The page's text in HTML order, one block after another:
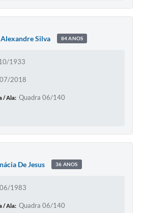
Silva 84 ANOS
1933
2018
/ Ala: Quadra 06/140
De Jesus 36 ANOS
1983
/ Ala: Quadra 06/140